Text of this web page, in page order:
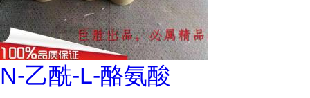
N-乙酰-L-酪氨酸